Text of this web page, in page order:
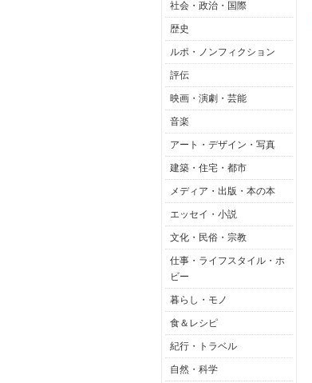
社会・政治・国際
歴史
ルポ・ノンフィクション
評伝
映画・演劇・芸能
音楽
アート・デザイン・写真
建築・住宅・都市
メディア・出版・本の本
エッセイ・小説
文化・民俗・宗教
仕事・ライフスタイル・ホ
ビー
暮らし・モノ
食＆レシピ
紀行・トラベル
自然・科学